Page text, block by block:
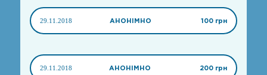
29.11.2018 АНОНІМНО 100 грн
29.11.2018 АНОНІМНО 200 грн